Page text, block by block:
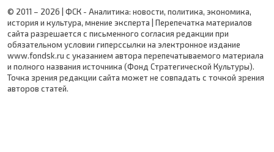
© 2011 – 2026 | ФСК - Аналитика: новости, политика, экономика,
история и культура, мнение эксперта | Перепечатка материалов
сайта разрешается с письменного согласия редакции при
обязательном условии гиперссылки на электронное издание
www.fondsk.ru с указанием автора перепечатываемого материала
и полного названия источника (Фонд Стратегической Культуры).
Точка зрения редакции сайта может не совпадать с точкой зрения
авторов статей.